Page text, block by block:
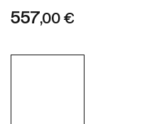
557,00 €